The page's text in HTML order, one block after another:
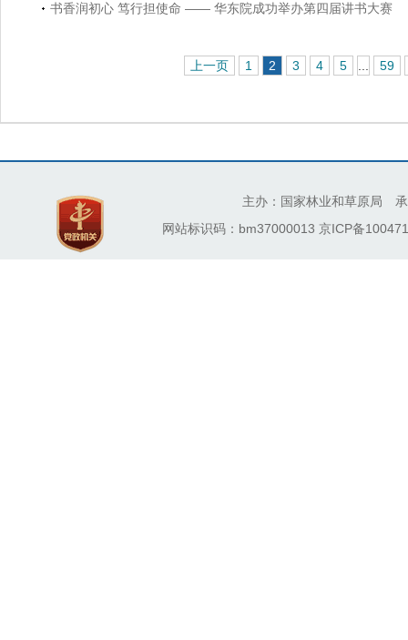
书香润初心 笃行担使命 —— 华东院成功举办第四届讲书大赛
上一页 1 2 3 4 5 ... 59
主办：国家林业和草原局
网站标识码：bm37000013 京ICP备